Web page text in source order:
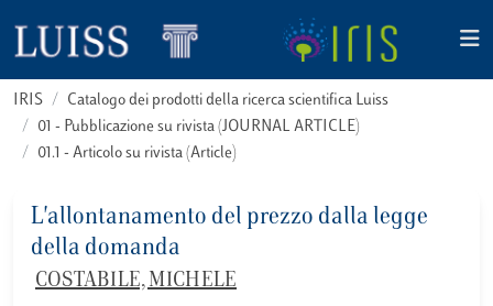
IRIS
Catalogo dei prodotti della ricerca scientifica Luiss
01 - Pubblicazione su rivista (JOURNAL ARTICLE)
01.1 - Articolo su rivista (Article)
L'allontanamento del prezzo dalla legge
della domanda
COSTABILE, MICHELE